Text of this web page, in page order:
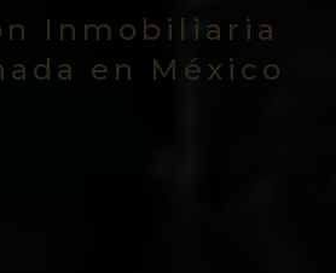
Inmobiliaria
en México